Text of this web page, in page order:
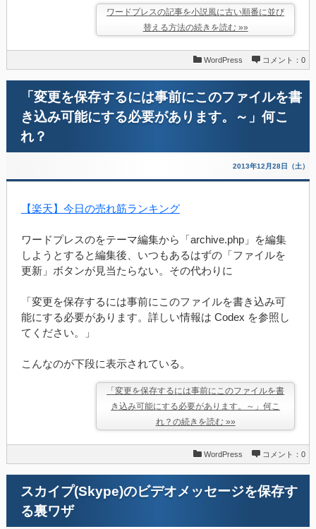
ワードプレスの記事を小説風に古い順番に並び
替える方法の続きを読む »»
WordPress コメント：0
「変更を保存するには事前にこのファイルを書
き込み可能にする必要があります。～」何こ
れ？
2013年12月28日（土）
【楽天】今日の売れ筋ランキング
ワードプレスのをテーマ編集から「archive.php」を編集
しようとすると編集後、いつもあるはずの「ファイルを
更新」ボタンが見当たらない。その代わりに
「変更を保存するには事前にこのファイルを書き込み可
能にする必要があります。詳しい情報は Codex を参照し
てください。」
こんなのが下段に表示されている。
「変更を保存するには事前にこのファイルを書
き込み可能にする必要があります。～」何こ
れ？の続きを読む »»
WordPress コメント：0
スカイプ(Skype)のビデオメッセージを保存す
る裏ワザ